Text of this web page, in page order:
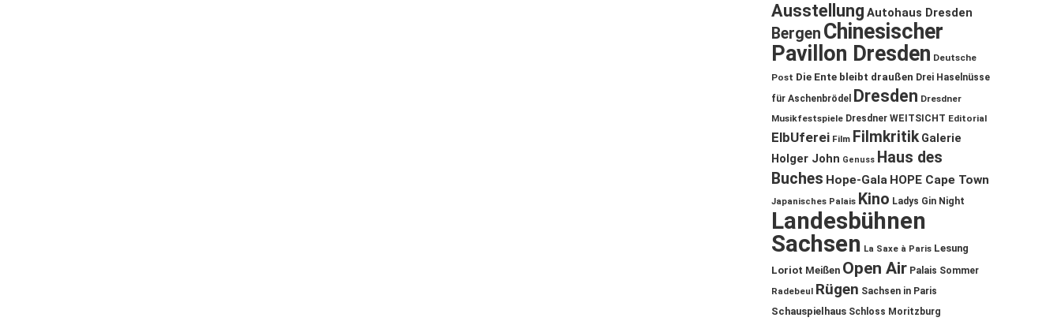
Ausstellung Autohaus Dresden
Bergen Chinesischer
Pavillon Dresden Deutsche
Post Die Ente bleibt draußen Drei Haselnüsse
für Aschenbrödel
Dresden Dresdner
Musikfestspiele Dresdner WEITSICHT Editorial
ElbUferei Film Filmkritik Galerie
Holger John Genuss Haus des
Buches Hope-Gala HOPE Cape Town
Japanisches Palais Kino Ladys Gin Night
Landesbühnen
Sachsen La Saxe à Paris Lesung
Loriot Meißen Open Air Palais Sommer
Radebeul Rügen Sachsen in Paris
Schauspielhaus Schloss Moritzburg